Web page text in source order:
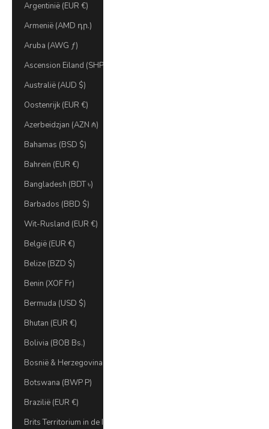
Argentinië (EUR €)
Armenië (AMD դր.)
Aruba (AWG ƒ)
Ascension Eiland (SHP £)
Australië (AUD $)
Oostenrijk (EUR €)
Azerbeidzjan (AZN ₼)
Bahamas (BSD $)
Bahrein (EUR €)
Bangladesh (BDT ৳)
Barbados (BBD $)
Wit-Rusland (EUR €)
België (EUR €)
Belize (BZD $)
Benin (XOF Fr)
Bermuda (USD $)
Bhutan (EUR €)
Bolivia (BOB Bs.)
Bosnië & Herzegovina (BAM КМ)
Botswana (BWP P)
Brazilië (EUR €)
Brits Territorium in de Indische